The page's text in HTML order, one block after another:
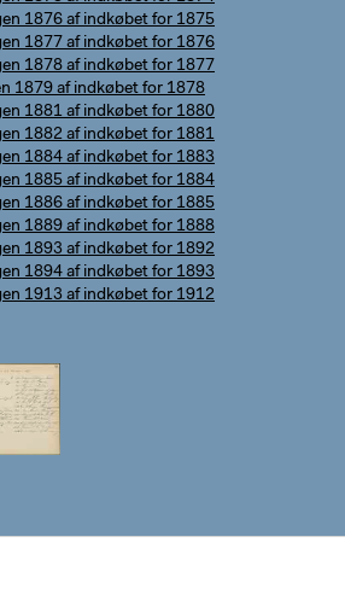
1876 af indkøbet for 1875
1877 af indkøbet for 1876
1878 af indkøbet for 1877
1879 af indkøbet for 1878
1881 af indkøbet for 1880
1882 af indkøbet for 1881
1884 af indkøbet for 1883
1885 af indkøbet for 1884
1886 af indkøbet for 1885
1889 af indkøbet for 1888
1893 af indkøbet for 1892
1894 af indkøbet for 1893
1913 af indkøbet for 1912